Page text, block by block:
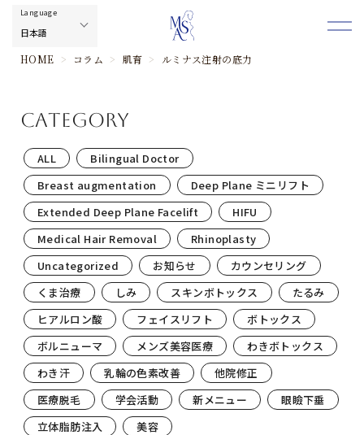
HOME > コラム > 肌育 > ルミナス注射の底力
category
ALL
Bilingual Doctor
Breast augmentation
Deep Plane ミニリフト
Extended Deep Plane Facelift
HIFU
Medical Hair Removal
Rhinoplasty
Uncategorized
お知らせ
カウンセリング
くま治療
しみ スキンボトックス
たるみ
ヒアルロン酸
フェイスリフト
ボトックス
ボルニューマ
メンズ美容医療
わきボトックス
わき汗
乳輪の色素改善
他院修正
医療脱毛
学会活動 新メニュー
眼瞼下垂
立体脂肪注入
美容